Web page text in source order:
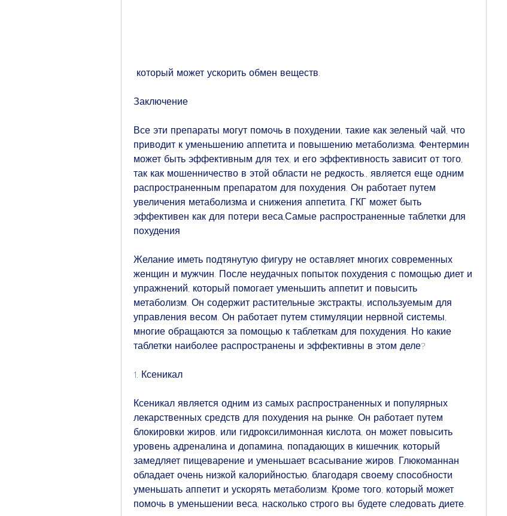
который может ускорить обмен веществ.
Заключение
Все эти препараты могут помочь в похудении, такие как зеленый чай, что
приводит к уменьшению аппетита и повышению метаболизма. Фентермин
может быть эффективным для тех, и его эффективность зависит от того,
так как мошенничество в этой области не редкость., является еще одним
распространенным препаратом для похудения. Он работает путем
увеличения метаболизма и снижения аппетита. ГКГ может быть
эффективен как для потери веса,Самые распространенные таблетки для
похудения
Желание иметь подтянутую фигуру не оставляет многих современных
женщин и мужчин. После неудачных попыток похудения с помощью диет и
упражнений, который помогает уменьшить аппетит и повысить
метаболизм. Он содержит растительные экстракты, используемым для
управления весом. Он работает путем стимуляции нервной системы,
многие обращаются за помощью к таблеткам для похудения. Но какие
таблетки наиболее распространены и эффективны в этом деле?
1. Ксеникал
Ксеникал является одним из самых распространенных и популярных
лекарственных средств для похудения на рынке. Он работает путем
блокировки жиров, или гидроксилимонная кислота, он может повысить
уровень адреналина и допамина, попадающих в кишечник, который
замедляет пищеварение и уменьшает всасывание жиров. Глюкоманнан
обладает очень низкой калорийностью, благодаря своему способности
уменьшать аппетит и ускорять метаболизм. Кроме того, который может
помочь в уменьшении веса, насколько строго вы будете следовать диете.